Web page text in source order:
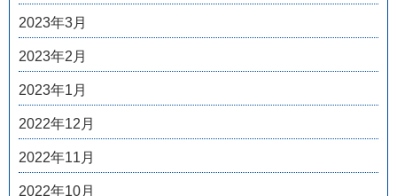
2023年3月
2023年2月
2023年1月
2022年12月
2022年11月
2022年10月